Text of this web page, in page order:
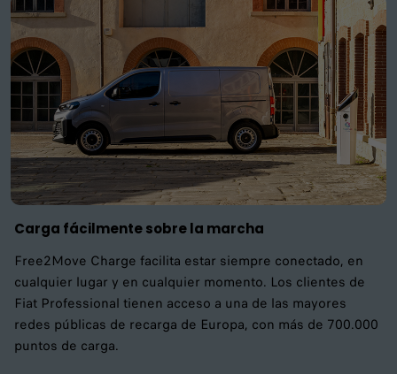
Carga fácilmente sobre la marcha
Free2Move Charge facilita estar siempre conectado, en
cualquier lugar y en cualquier momento. Los clientes de
Fiat Professional tienen acceso a una de las mayores
redes públicas de recarga de Europa, con más de 700.000
puntos de carga.